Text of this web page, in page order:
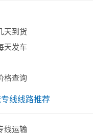
天到货
天发车
格查询
线线路推荐
线运输